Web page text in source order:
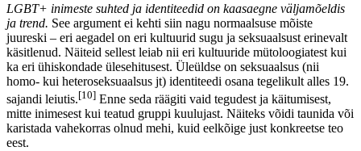
LGBT+ inimeste suhted ja identiteedid on kaasaegne väljamõeldis
ja trend. See argument ei kehti siin nagu normaalsuse mõiste
juureski – eri aegadel on eri kultuurid sugu ja seksuaalsust erinevalt
käsitlenud. Näiteid sellest leiab nii eri kultuuride mütoloogiatest kui
ka eri ühiskondade ülesehitusest. Üleüldse on seksuaalsus (nii
homo- kui heteroseksuaalsus jt) identiteedi osana tegelikult alles 19.
sajandi leiutis.[10] Enne seda räägiti vaid tegudest ja käitumisest,
mitte inimesest kui teatud gruppi kuulujast. Näiteks võidi taunida või
karistada vahekorras olnud mehi, kuid eelkõige just konkreetse teo
eest.